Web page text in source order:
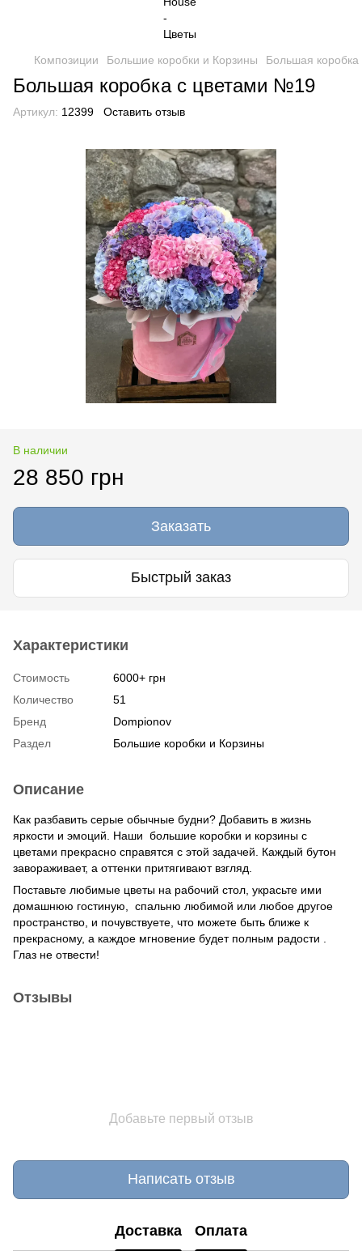
Композиции Большие коробки и Корзины Большая
Большая коробка с цветами №19
Артикул: 12399 Оставить отзыв
В наличии
28 850 грн
Заказать
Быстрый заказ
Характеристики
Стоимость
6000+ грн
Количество
51
Бренд
Dompionov
Раздел
Большие коробки и Корзины
Описание
Как разбавить серые обычные будни? Добавить в жизнь
яркости и эмоций. Наши большие коробки и корзины с
цветами прекрасно справятся с этой задачей. Каждый бутон
завораживает, а оттенки притягивают взгляд.
Поставьте любимые цветы на рабочий стол, украсьте ими
домашнюю гостиную, спальню любимой или любое другое
пространство, и почувствуете, что можете быть ближе к
прекрасному, а каждое мгновение будет полным радости .
Глаз не отвести!
Отзывы
Добавьте первый отзыв
Написать отзыв
Доставка Оплата